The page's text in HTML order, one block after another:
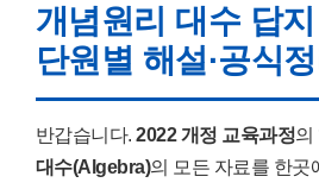
개념원리 대수 답
단원별 해설·공식
반갑습니다.2022 개정 교육과정의
대수(Algebra)의 모든 자료를 한곳